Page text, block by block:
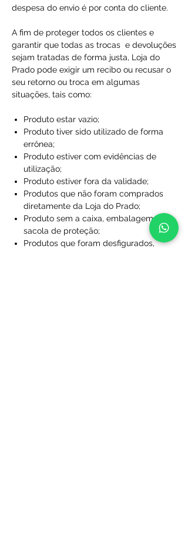
despesa do envio é por conta do cliente.
A fim de proteger todos os clientes e
garantir que todas as trocas e devoluções
sejam tratadas de forma justa, Loja do
Prado pode exigir um recibo ou recusar o
seu retorno ou troca em algumas
situações, tais como:
Produto estar vazio;
Produto tiver sido utilizado de forma
errônea;
Produto estiver com evidências de
utilização;
Produto estiver fora da validade;
Produtos que não foram comprados
diretamente da Loja do Prado;
Produto sem a caixa, embalagem ou
sacola de proteção;
Produtos que foram desfigurados,